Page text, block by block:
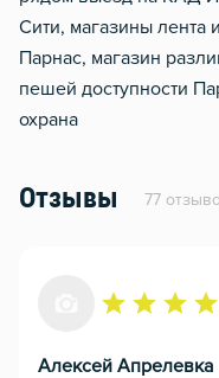
Сити, магазины лента
Парнас, магазин
пешей доступности
охрана
Отзывы 77
Алексей Апрелевка